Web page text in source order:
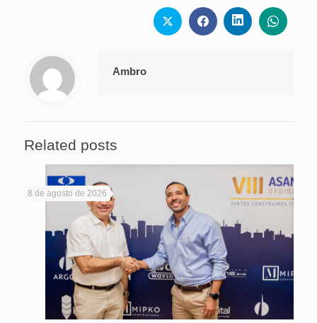
Ambro
Related posts
8 de agosto de 2026